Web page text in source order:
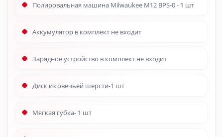
Полировальная машина Milwaukee М12 BPS-0 - 1 шт
Аккумулятор в комплект не входит
Зарядное устройство в комплект не входит
Диск из овечьей шерсти-1 шт
Мягкая губка- 1 шт